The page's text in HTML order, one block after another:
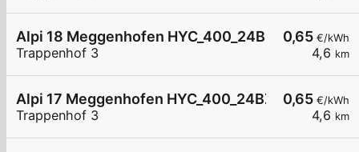
0,65 €/kWh
4,6 km
Alpi 18 Meggenhofen HYC_400_24BZ0428D
Trappenhof 3
0,65 €/kWh
4,6 km
Alpi 17 Meggenhofen HYC_400_24BZ0429D
Trappenhof 3